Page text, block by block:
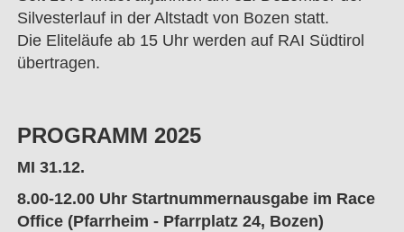
Silvesterlauf in der Altstadt von Bozen statt.
Die Eliteläufe ab 15 Uhr werden auf RAI Südtirol
übertragen.
PROGRAMM 2025
MI 31.12.
8.00-12.00 Uhr Startnummernausgabe im Race
Office (Pfarrheim - Pfarrplatz 24, Bozen)